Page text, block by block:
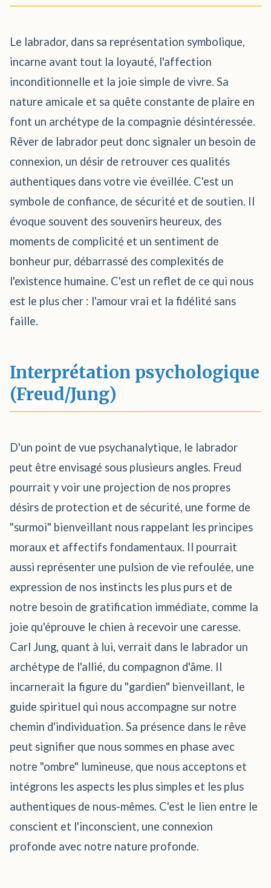
Le labrador, dans sa représentation symbolique,
incarne avant tout la loyauté, l'affection
inconditionnelle et la joie simple de vivre. Sa
nature amicale et sa quête constante de plaire en
font un archétype de la compagnie désintéressée.
Rêver de labrador peut donc signaler un besoin de
connexion, un désir de retrouver ces qualités
authentiques dans votre vie éveillée. C'est un
symbole de confiance, de sécurité et de soutien. Il
évoque souvent des souvenirs heureux, des
moments de complicité et un sentiment de
bonheur pur, débarrassé des complexités de
l'existence humaine. C'est un reflet de ce qui nous
est le plus cher : l'amour vrai et la fidélité sans
faille.
Interprétation psychologique
(Freud/Jung)
D'un point de vue psychanalytique, le labrador
peut être envisagé sous plusieurs angles. Freud
pourrait y voir une projection de nos propres
désirs de protection et de sécurité, une forme de
"surmoi" bienveillant nous rappelant les principes
moraux et affectifs fondamentaux. Il pourrait
aussi représenter une pulsion de vie refoulée, une
expression de nos instincts les plus purs et de
notre besoin de gratification immédiate, comme la
joie qu'éprouve le chien à recevoir une caresse.
Carl Jung, quant à lui, verrait dans le labrador un
archétype de l'allié, du compagnon d'âme. Il
incarnerait la figure du "gardien" bienveillant, le
guide spirituel qui nous accompagne sur notre
chemin d'individuation. Sa présence dans le rêve
peut signifier que nous sommes en phase avec
notre "ombre" lumineuse, que nous acceptons et
intégrons les aspects les plus simples et les plus
authentiques de nous-mêmes. C'est le lien entre le
conscient et l'inconscient, une connexion
profonde avec notre nature profonde.